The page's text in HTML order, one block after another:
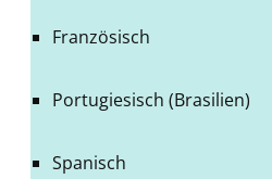
Französisch
Portugiesisch (Brasilien)
Spanisch